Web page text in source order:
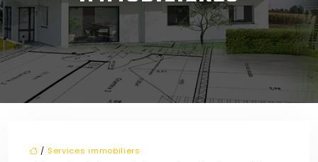
/ Services immobiliers